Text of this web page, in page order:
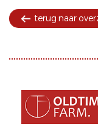
terug naar